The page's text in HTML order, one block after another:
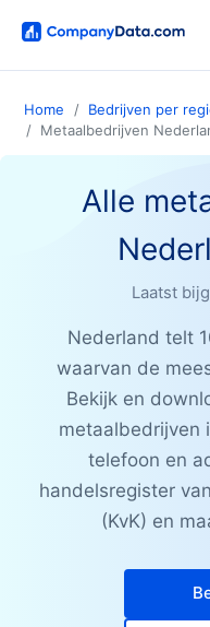
Home Bedrijven per
Metaalbedrijven
Alle
Laatst
Nederland telt
waarvan de
Bekijk en
metaalbedrijven
telefoon en
handelsregister
(KvK) en